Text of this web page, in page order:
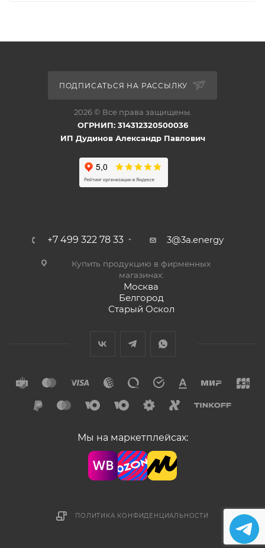
ПОДПИСАТЬСЯ НА РАССЫЛКУ
2026 © Все права защищены.
ОГРНИП: 314312320500036
ИП Дудинов Александр Павлович
+7 499 322 78 33 3@3a.energy
Купить продукцию в фирменных
магазинах:
Москва
Белгород
Старый Оскол
Мы на маркетплейсах:
ПОЛИТИКА КОНФИДЕНЦИАЛЬНОСТИ